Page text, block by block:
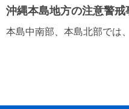
沖縄本島地方の注意警戒
本島中南部、本島北部では